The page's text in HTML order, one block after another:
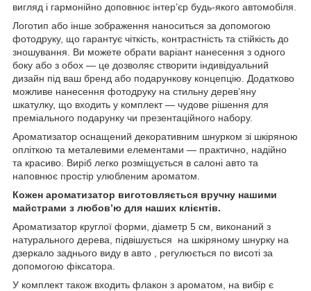
вигляд і гармонійно доповнює інтер’єр будь-якого автомобіля.
Логотип або інше зображення наноситься за допомогою
фотодруку, що гарантує чіткість, контрастність та стійкість до
зношування. Ви можете обрати варіант нанесення з одного
боку або з обох — це дозволяє створити індивідуальний
дизайн під ваш бренд або подарункову концепцію. Додатково
можливе нанесення фотодруку на стильну дерев’яну
шкатулку, що входить у комплект — чудове рішення для
преміального подарунку чи презентаційного набору.
Ароматизатор оснащений декоративним шнурком зі шкіряною
опліткою та металевими елементами — практично, надійно
та красиво. Виріб легко розміщується в салоні авто та
наповнює простір улюбленим ароматом.
Кожен ароматизатор виготовляється вручну нашими
майстрами з любовʼю для наших клієнтів.
Ароматизатор круглої форми, діаметр 5 см, виконаний з
натурального дерева, підвішується на шкіряному шнурку на
дзеркало заднього виду в авто , регулюється по висоті за
допомогою фіксатора.
У комплект також входить флакон з ароматом, на вибір є